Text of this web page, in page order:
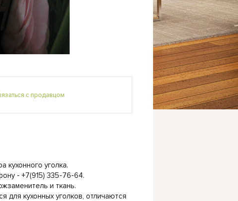
с продавцом
кухонного уголка.
- +7(915) 335-76-64.
и ткань.
для кухонных уголков, отличаются